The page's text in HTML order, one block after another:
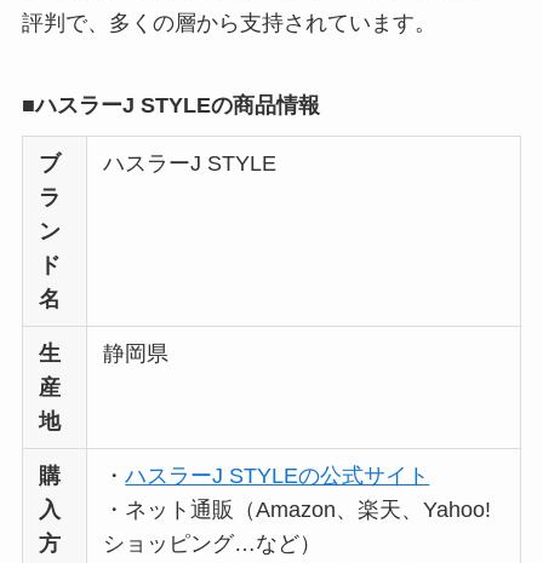
評判で、多くの層から支持されています。
■ハスラーJ STYLEの商品情報
ブ
ラ
ン
ド
名
ハスラーJ STYLE
生
産
地
静岡県
購
入
方
・ハスラーJ STYLEの公式サイト
・ネット通販（Amazon、楽天、Yahoo!
ショッピング…など）